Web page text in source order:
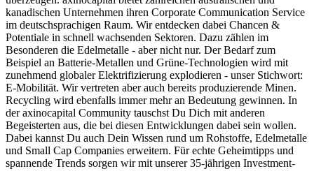
kanadischen Unternehmen ihren Corporate Communication Service
im deutschsprachigen Raum. Wir entdecken dabei Chancen &
Potentiale in schnell wachsenden Sektoren. Dazu zählen im
Besonderen die Edelmetalle - aber nicht nur. Der Bedarf zum
Beispiel an Batterie-Metallen und Grüne-Technologien wird mit
zunehmend globaler Elektrifizierung explodieren - unser Stichwort:
E-Mobilität. Wir vertreten aber auch bereits produzierende Minen.
Recycling wird ebenfalls immer mehr an Bedeutung gewinnen. In
der axinocapital Community tauschst Du Dich mit anderen
Begeisterten aus, die bei diesen Entwicklungen dabei sein wollen.
Dabei kannst Du auch Dein Wissen rund um Rohstoffe, Edelmetalle
und Small Cap Companies erweitern. Für echte Geheimtipps und
spannende Trends sorgen wir mit unserer 35-jährigen Investment-